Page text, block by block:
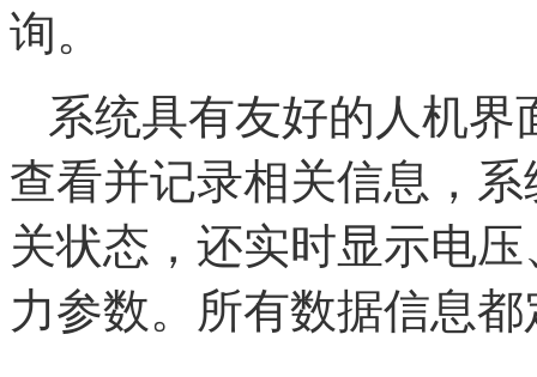
询。
系统具有友好的人机
查看并记录相关信息，
关状态，还实时显示电
力参数。所有数据信息